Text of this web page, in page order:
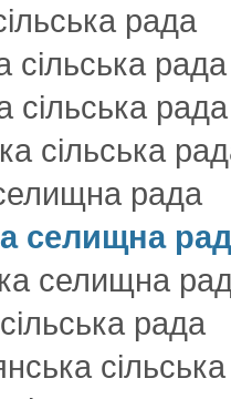
рада
сільська рада
сільська рада
сільська
рада
селищна
селищна
рада